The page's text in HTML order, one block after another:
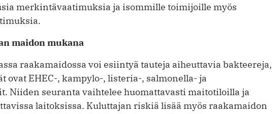
merkintävaatimuksia ja isommille toimijoille myös
maidon mukana
raakamaidossa voi esiintyä tauteja aiheuttavia bakteereja,
ovat EHEC-, kampylo-, listeria-, salmonella- ja
Niiden seuranta vaihtelee huomattavasti maitotiloilla ja
laitoksissa. Kuluttajan riskiä lisää myös raakamaidon